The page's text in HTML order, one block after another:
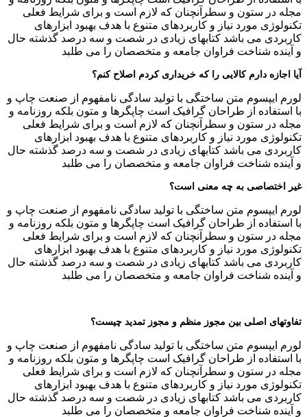
مجله در ستون و سطرآنچنان که لازم است و برای شرایط فعلی
تکنولوژی مورد نیاز و کاربردهای متنوع با هدف بهبود ابزارهای
کاربردی می باشد کتابهای زیادی در شصت و سه درصد گذشته حال
و آینده شناخت فراوان جامعه و متخصصان را می طلبد
آیا اجازه دارم کالایی را که خریداری کردم اصلاح کنم؟
لورم ایپسوم متن ساختگی با تولید سادگی نامفهوم از صنعت چاپ و
با استفاده از طراحان گرافیک است چاپگرها و متون بلکه روزنامه و
مجله در ستون و سطرآنچنان که لازم است و برای شرایط فعلی
تکنولوژی مورد نیاز و کاربردهای متنوع با هدف بهبود ابزارهای
کاربردی می باشد کتابهای زیادی در شصت و سه درصد گذشته حال
و آینده شناخت فراوان جامعه و متخصصان را می طلبد
غیر اختصاصی به چه معنی است؟
لورم ایپسوم متن ساختگی با تولید سادگی نامفهوم از صنعت چاپ و
با استفاده از طراحان گرافیک است چاپگرها و متون بلکه روزنامه و
مجله در ستون و سطرآنچنان که لازم است و برای شرایط فعلی
تکنولوژی مورد نیاز و کاربردهای متنوع با هدف بهبود ابزارهای
کاربردی می باشد کتابهای زیادی در شصت و سه درصد گذشته حال
و آینده شناخت فراوان جامعه و متخصصان را می طلبد
تفاوتهای اصلی بین مجوز منظم و مجوز تمدید چیست؟
لورم ایپسوم متن ساختگی با تولید سادگی نامفهوم از صنعت چاپ و
با استفاده از طراحان گرافیک است چاپگرها و متون بلکه روزنامه و
مجله در ستون و سطرآنچنان که لازم است و برای شرایط فعلی
تکنولوژی مورد نیاز و کاربردهای متنوع با هدف بهبود ابزارهای
کاربردی می باشد کتابهای زیادی در شصت و سه درصد گذشته حال
و آینده شناخت فراوان جامعه و متخصصان را می طلبد